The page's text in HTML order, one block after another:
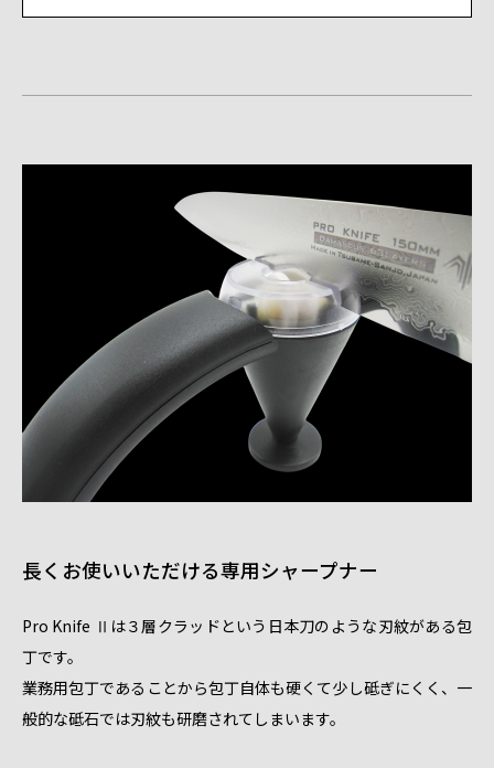
長くお使いいただける専用シャープナー
Pro Knife Ⅱは３層クラッドという日本刀のような刃紋がある包
丁です。
業務用包丁であることから包丁自体も硬くて少し砥ぎにくく、一
般的な砥石では刃紋も研磨されてしまいます。